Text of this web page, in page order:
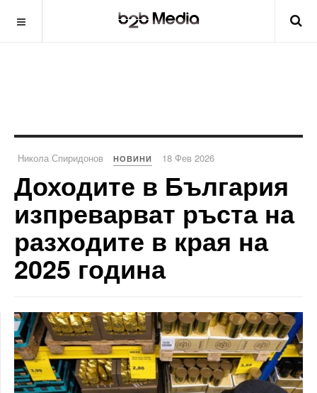
Никола Спиридонов НОВИНИ 18 Фев 2026
Доходите в България
изпреварват ръста на
разходите в края на
2025 година